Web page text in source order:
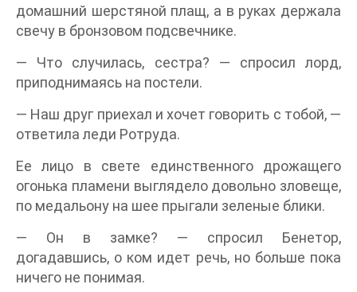
домашний шерстяной плащ, а в руках держала
свечу в бронзовом подсвечнике.
— Что случилась, сестра? — спросил лорд,
приподнимаясь на постели.
— Наш друг приехал и хочет говорить с тобой, —
ответила леди Ротруда.
Ее лицо в свете единственного дрожащего
огонька пламени выглядело довольно зловеще,
по медальону на шее прыгали зеленые блики.
— Он в замке? — спросил Бенетор,
догадавшись, о ком идет речь, но больше пока
ничего не понимая.